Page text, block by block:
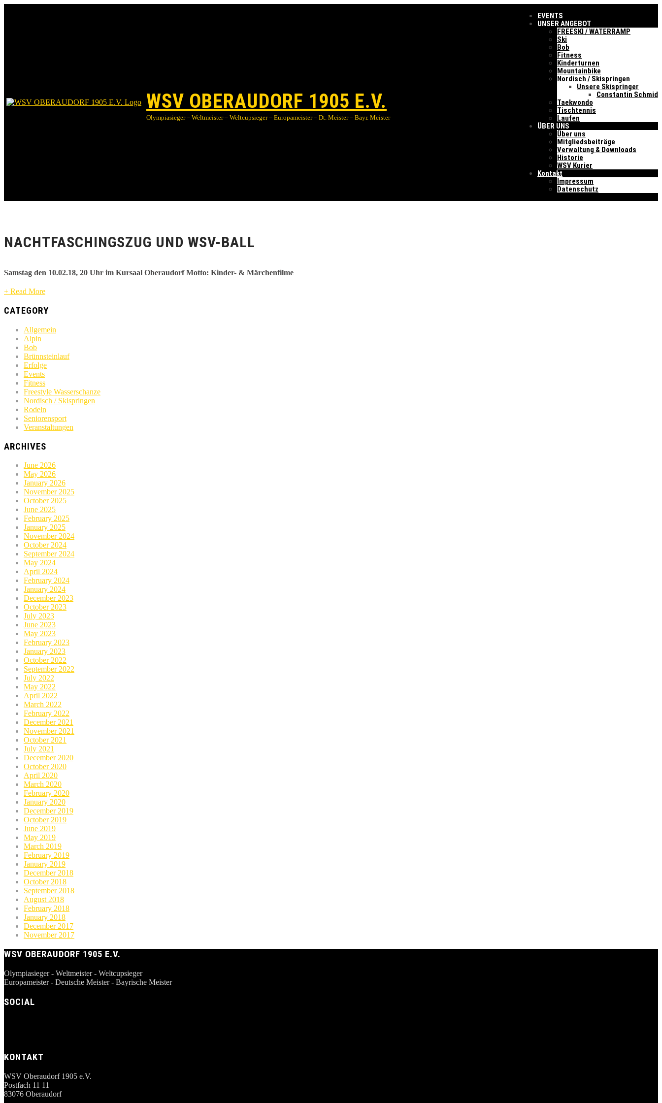
WSV OBERAUDORF 1905 E.V.
Olympiasieger – Weltmeister – Weltcupsieger – Europameister – Dt. Meister – Bayr. Meister
EVENTS
UNSER ANGEBOT
FREESKI / WATERRAMP
Ski
Bob
Fitness
Kinderturnen
Mountainbike
Nordisch / Skispringen
Unsere Skispringer
Constantin Schmid
Taekwondo
Tischtennis
Laufen
ÜBER UNS
Über uns
Mitgliedsbeiträge
Verwaltung & Downloads
Historie
WSV Kurier
Kontakt
Impressum
Datenschutz
NACHTFASCHINGSZUG UND WSV-BALL
Samstag den 10.02.18, 20 Uhr im Kursaal Oberaudorf Motto: Kinder- & Märchenfilme
+ Read More
CATEGORY
Allgemein
Alpin
Bob
Brünnsteinlauf
Erfolge
Events
Fitness
Freestyle Wasserschanze
Nordisch / Skispringen
Rodeln
Seniorensport
Veranstaltungen
ARCHIVES
June 2026
May 2026
January 2026
November 2025
October 2025
June 2025
February 2025
January 2025
November 2024
October 2024
September 2024
May 2024
April 2024
February 2024
January 2024
December 2023
October 2023
July 2023
June 2023
May 2023
February 2023
January 2023
October 2022
September 2022
July 2022
May 2022
April 2022
March 2022
February 2022
December 2021
November 2021
October 2021
July 2021
December 2020
October 2020
April 2020
March 2020
February 2020
January 2020
December 2019
October 2019
June 2019
May 2019
March 2019
February 2019
January 2019
December 2018
October 2018
September 2018
August 2018
February 2018
January 2018
December 2017
November 2017
WSV OBERAUDORF 1905 E.V.
Olympiasieger - Weltmeister - Weltcupsieger
Europameister - Deutsche Meister - Bayrische Meister
SOCIAL
KONTAKT
WSV Oberaudorf 1905 e.V.
Postfach 11 11
83076 Oberaudorf